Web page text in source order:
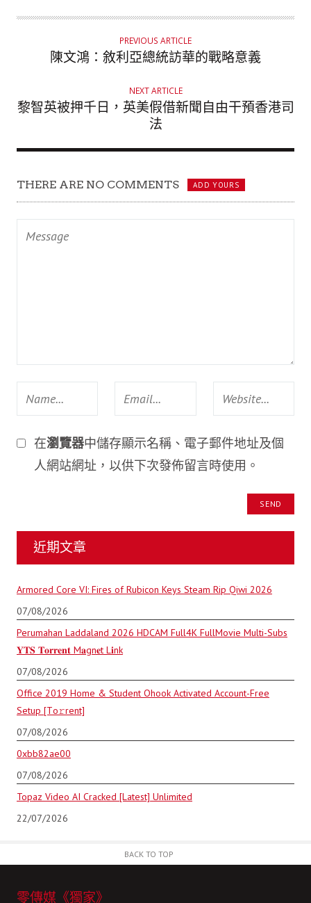
PREVIOUS ARTICLE
陳文鴻：敘利亞總統訪華的戰略意義
NEXT ARTICLE
黎智英被押千日，英美假借新聞自由干預香港司
法
THERE ARE NO COMMENTS ADD YOURS
在瀏覽器中儲存顯示名稱、電子郵件地址及個
人網站網址，以供下次發佈留言時使用。
近期文章
Armored Core VI: Fires of Rubicon Keys Steam Rip Qiwi 2026
07/08/2026
Perumahan Laddaland 2026 HDCAM Full4K FullMovie Multi-Subs
𝐘𝐓𝐒 𝐓𝐨𝐫𝐫𝐞𝐧𝐭 M𝐚gn𝐞t L𝐢nk
07/08/2026
Office 2019 Home & Student Ohook Activated Account-Free
Setup [Тo𝚛rent]
07/08/2026
0xbb82ae00
07/08/2026
Topaz Video AI Cracked [Latest] Unlimited
22/07/2026
BACK TO TOP
零傳媒《獨家》